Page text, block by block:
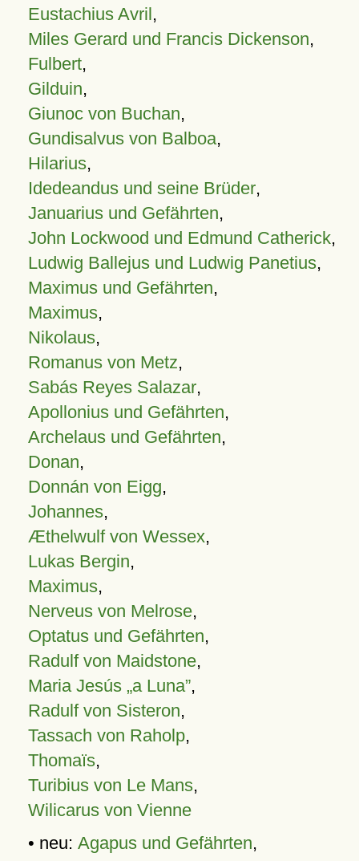
Eustachius Avril,
Miles Gerard und Francis Dickenson,
Fulbert,
Gilduin,
Giunoc von Buchan,
Gundisalvus von Balboa,
Hilarius,
Idedeandus und seine Brüder,
Januarius und Gefährten,
John Lockwood und Edmund Catherick,
Ludwig Ballejus und Ludwig Panetius,
Maximus und Gefährten,
Maximus,
Nikolaus,
Romanus von Metz,
Sabás Reyes Salazar,
Apollonius und Gefährten,
Archelaus und Gefährten,
Donan,
Donnán von Eigg,
Johannes,
Æthelwulf von Wessex,
Lukas Bergin,
Maximus,
Nerveus von Melrose,
Optatus und Gefährten,
Radulf von Maidstone,
Maria Jesús „a Luna”,
Radulf von Sisteron,
Tassach von Raholp,
Thomaïs,
Turibius von Le Mans,
Wilicarus von Vienne
• neu: Agapus und Gefährten,